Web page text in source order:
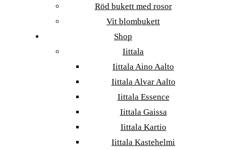
Röd bukett med rosor
Vit blombukett
Shop
Iittala
Iittala Aino Aalto
Iittala Alvar Aalto
Iittala Essence
Iittala Gaissa
Iittala Kartio
Iittala Kastehelmi